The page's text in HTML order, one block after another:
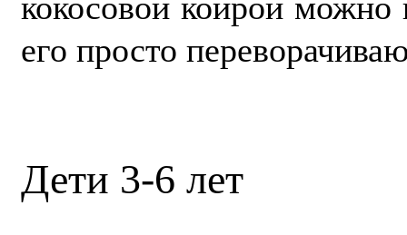
его просто
Дети 3-6 лет